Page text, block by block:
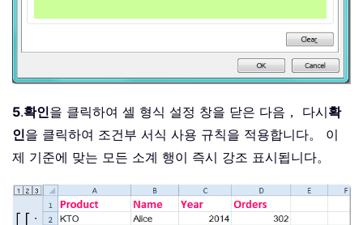
5.확인을 클릭하여 셀 형식 설정 창을 닫은 다음， 다시확
인을 클릭하여 조건부 서식 사용 규칙을 적용합니다。 이
제 기준에 맞는 모든 소계 행이 즉시 강조 표시됩니다。